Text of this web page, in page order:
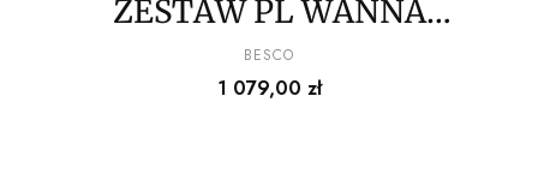
ZESTAW PL WANNA
160x70 + BATERIA
CZARNA 3 OTWOROWA
PRODUCENT
BESCO
Cena
1 079,00 zł